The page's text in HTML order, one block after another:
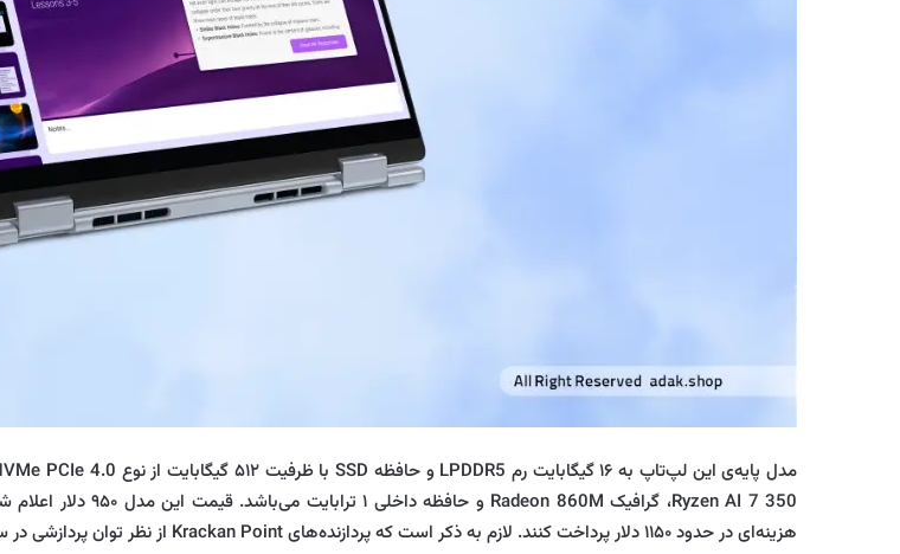
هزینه‌ای در حدود ۱۱۵۰ دلار پرداخت کنند. لازم به ذکر است که پردازنده‌های Krackan Point از نظر توان پردازشی در سطحی پایین‌تر از سری Strix Point قرار دارند.